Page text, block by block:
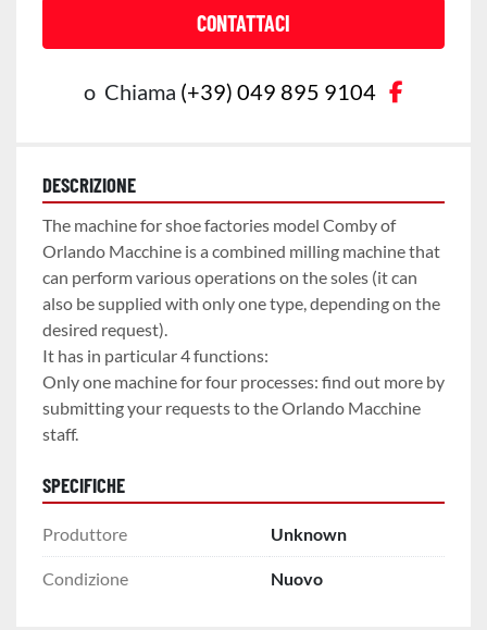
CONTATTACI
o Chiama (+39) 049 895 9104
DESCRIZIONE
The machine for shoe factories model Comby of
Orlando Macchine is a combined milling machine that
can perform various operations on the soles (it can
also be supplied with only one type, depending on the
desired request).
It has in particular 4 functions:
Only one machine for four processes: find out more by
submitting your requests to the Orlando Macchine
staff.
SPECIFICHE
Produttore Unknown
Condizione Nuovo